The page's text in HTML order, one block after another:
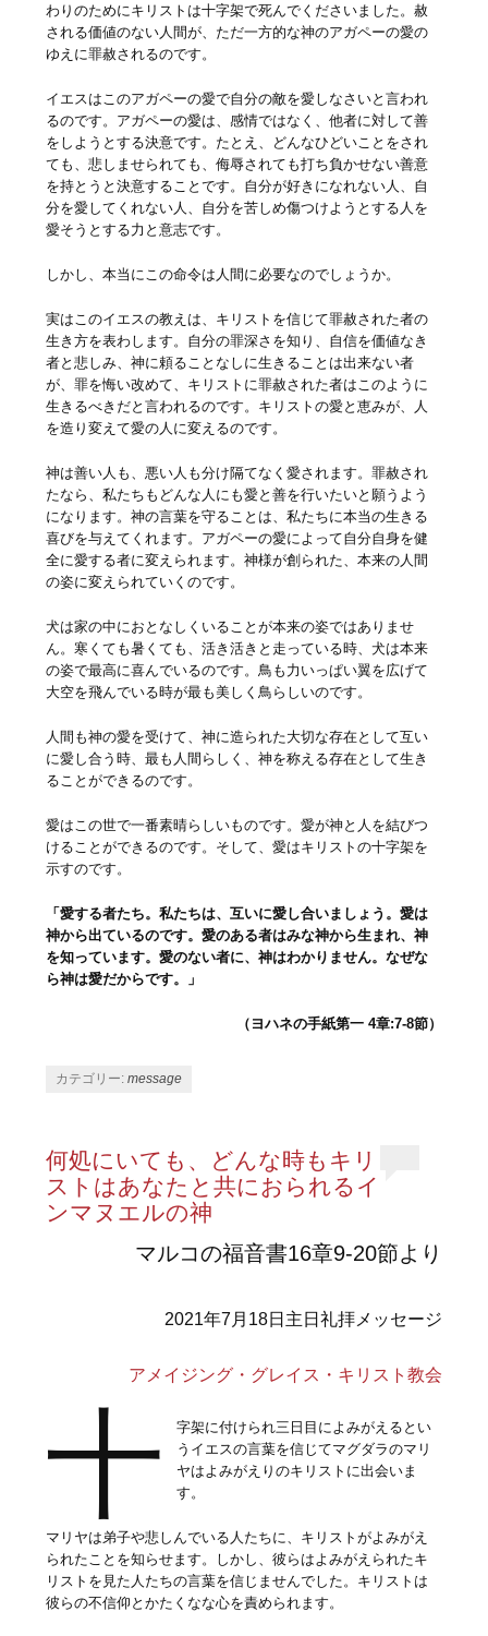
わりのためにキリストは十字架で死んでくださいました。赦
される価値のない人間が、ただ一方的な神のアガペーの愛の
ゆえに罪赦されるのです。
イエスはこのアガペーの愛で自分の敵を愛しなさいと言われ
るのです。アガペーの愛は、感情ではなく、他者に対して善
をしようとする決意です。たとえ、どんなひどいことをされ
ても、悲しませられても、侮辱されても打ち負かせない善意
を持とうと決意することです。自分が好きになれない人、自
分を愛してくれない人、自分を苦しめ傷つけようとする人を
愛そうとする力と意志です。
しかし、本当にこの命令は人間に必要なのでしょうか。
実はこのイエスの教えは、キリストを信じて罪赦された者の
生き方を表わします。自分の罪深さを知り、自信を価値なき
者と悲しみ、神に頼ることなしに生きることは出来ない者
が、罪を悔い改めて、キリストに罪赦された者はこのように
生きるべきだと言われるのです。キリストの愛と恵みが、人
を造り変えて愛の人に変えるのです。
神は善い人も、悪い人も分け隔てなく愛されます。罪赦され
たなら、私たちもどんな人にも愛と善を行いたいと願うよう
になります。神の言葉を守ることは、私たちに本当の生きる
喜びを与えてくれます。アガペーの愛によって自分自身を健
全に愛する者に変えられます。神様が創られた、本来の人間
の姿に変えられていくのです。
犬は家の中におとなしくいることが本来の姿ではありませ
ん。寒くても暑くても、活き活きと走っている時、犬は本来
の姿で最高に喜んでいるのです。鳥も力いっぱい翼を広げて
大空を飛んでいる時が最も美しく鳥らしいのです。
人間も神の愛を受けて、神に造られた大切な存在として互い
に愛し合う時、最も人間らしく、神を称える存在として生き
ることができるのです。
愛はこの世で一番素晴らしいものです。愛が神と人を結びつ
けることができるのです。そして、愛はキリストの十字架を
示すのです。
「愛する者たち。私たちは、互いに愛し合いましょう。愛は
神から出ているのです。愛のある者はみな神から生まれ、神
を知っています。愛のない者に、神はわかりません。なぜな
ら神は愛だからです。」
（ヨハネの手紙第一 4章:7-8節）
カテゴリー:message
何処にいても、どんな時もキリ
ストはあなたと共におられるイ
ンマヌエルの神
マルコの福音書16章9-20節より
2021年7月18日主日礼拝メッセージ
アメイジング・グレイス・キリスト教会
十
字架に付けられ三日目によみがえるとい
うイエスの言葉を信じてマグダラのマリ
ヤはよみがえりのキリストに出会いま
す。
マリヤは弟子や悲しんでいる人たちに、キリストがよみがえ
られたことを知らせます。しかし、彼らはよみがえられたキ
リストを見た人たちの言葉を信じませんでした。キリストは
彼らの不信仰とかたくなな心を責められます。